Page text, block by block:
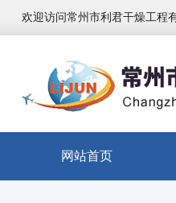
欢迎访问常州市利君干燥工程
网站首页